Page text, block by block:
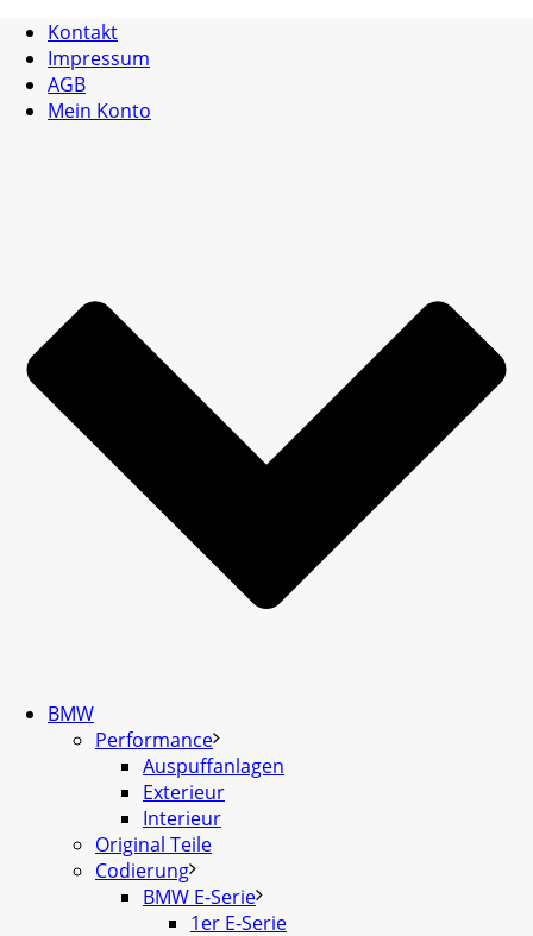
Kontakt
Impressum
AGB
Mein Konto
BMW
Performance
Auspuffanlagen
Exterieur
Interieur
Original Teile
Codierung
BMW E-Serie
1er E-Serie